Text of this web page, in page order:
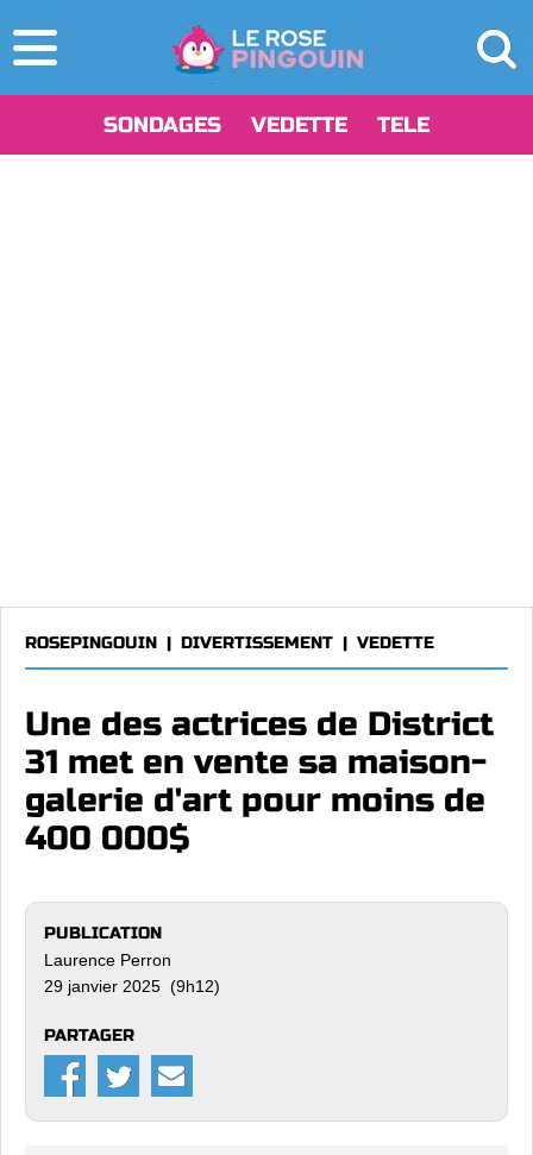
SONDAGES VEDETTE TELE
ROSEPINGOUIN | DIVERTISSEMENT | VEDETTE
Une des actrices de District
31 met en vente sa maison-
galerie d'art pour moins de
400 000$
PUBLICATION
Laurence Perron
29 janvier 2025 (9h12)
PARTAGER